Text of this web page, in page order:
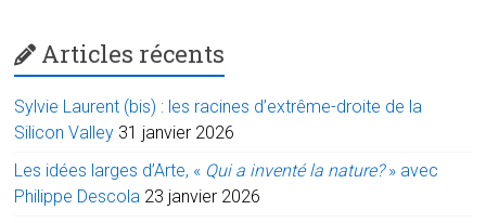
Articles récents
Sylvie Laurent (bis) : les racines d’extrême-droite de la
Silicon Valley 31 janvier 2026
Les idées larges d’Arte, « Qui a inventé la nature?» avec
Philippe Descola 23 janvier 2026